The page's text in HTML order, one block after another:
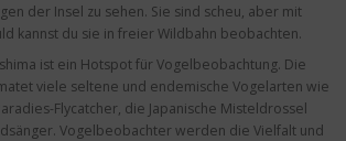
der Insel zu sehen. Sie sind scheu, aber mit
kannst du sie in freier Wildbahn beobachten.
ist ein Hotspot für Vogelbeobachtung. Die
viele seltene und endemische Vogelarten wie
Flycatcher, die Japanische Misteldrossel
Vogelbeobachter werden die Vielfalt und